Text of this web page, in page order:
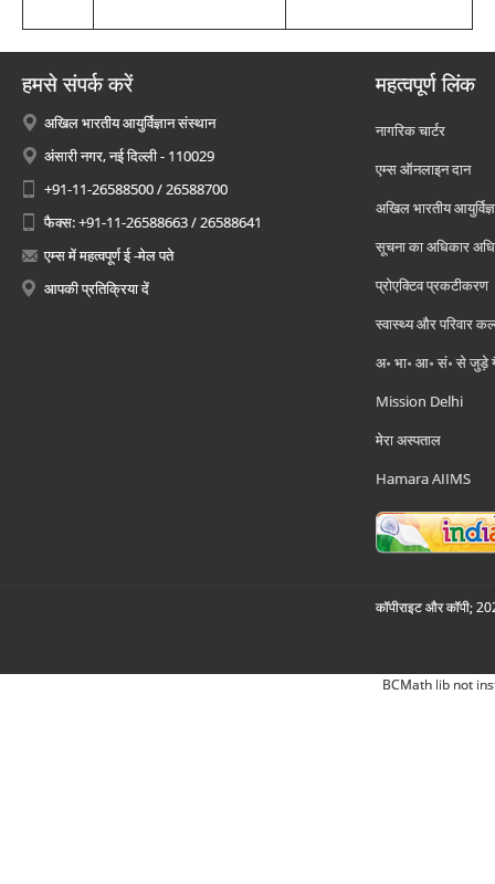
हमसे संपर्क करें
अखिल भारतीय आयुर्विज्ञान संस्थान
अंसारी नगर, नई दिल्ली - 110029
+91-11-26588500 / 26588700
फैक्स: +91-11-26588663 / 26588641
एम्स में महत्वपूर्ण ई -मेल पते
आपकी प्रतिक्रिया दें
महत्वपूर्ण लिंक
नागरिक चार्टर
एम्स ऑनलाइन दान
अखिल भारतीय
सूचना का अधिकार
प्रोएक्टिव प्रकटीकरण
स्वास्थ्य और परिवार
अ॰ भा॰ आ॰ सं॰ से जुड़े
Mission Delhi
मेरा अस्पताल
Hamara AIIMS
कॉपीराइट और कॉपी;
BCMath lib not